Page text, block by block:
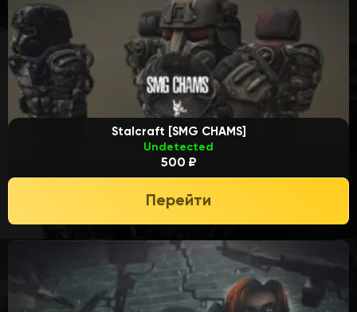
Stalcraft [SMG CHAMS]
Undetected
500 ₽
Перейти